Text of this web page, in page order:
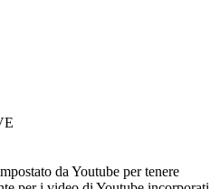
da Youtube per tenere